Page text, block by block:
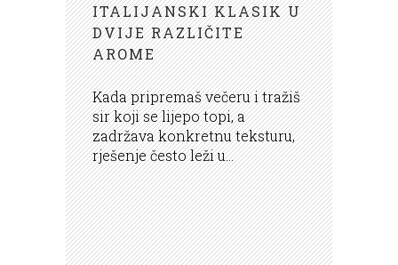
ITALIJANSKI KLASIK U
DVIJE RAZLIČITE
AROME
Kada pripremaš večeru i tražiš
sir koji se lijepo topi, a
zadržava konkretnu teksturu,
rješenje često leži u...